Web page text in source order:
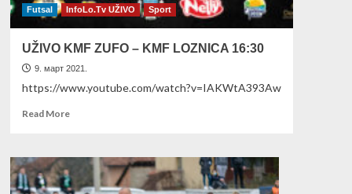
Futsal InfoLo.Tv UŽIVO Sport
UŽIVO KMF ZUFO – KMF LOZNICA 16:30
9. март 2021.
https://www.youtube.com/watch?v=IAKWtA393Aw
Read MoreRead
UŽIVO
KMF
ZUFO